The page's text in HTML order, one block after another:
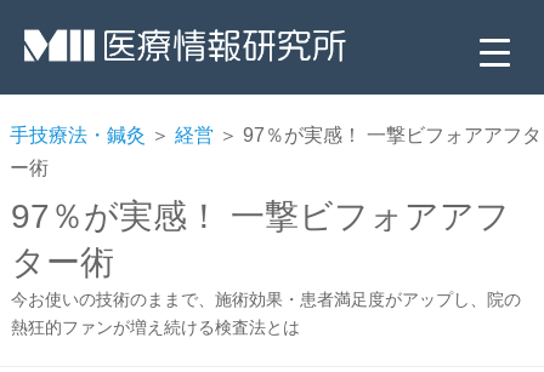
手技療法・鍼灸 ＞ 経営 ＞ 97％が実感！ 一撃ビフォアアフタ
ー術
97％が実感！ 一撃ビフォアアフ
ター術
今お使いの技術のままで、施術効果・患者満足度がアップし、院の
熱狂的ファンが増え続ける検査法とは